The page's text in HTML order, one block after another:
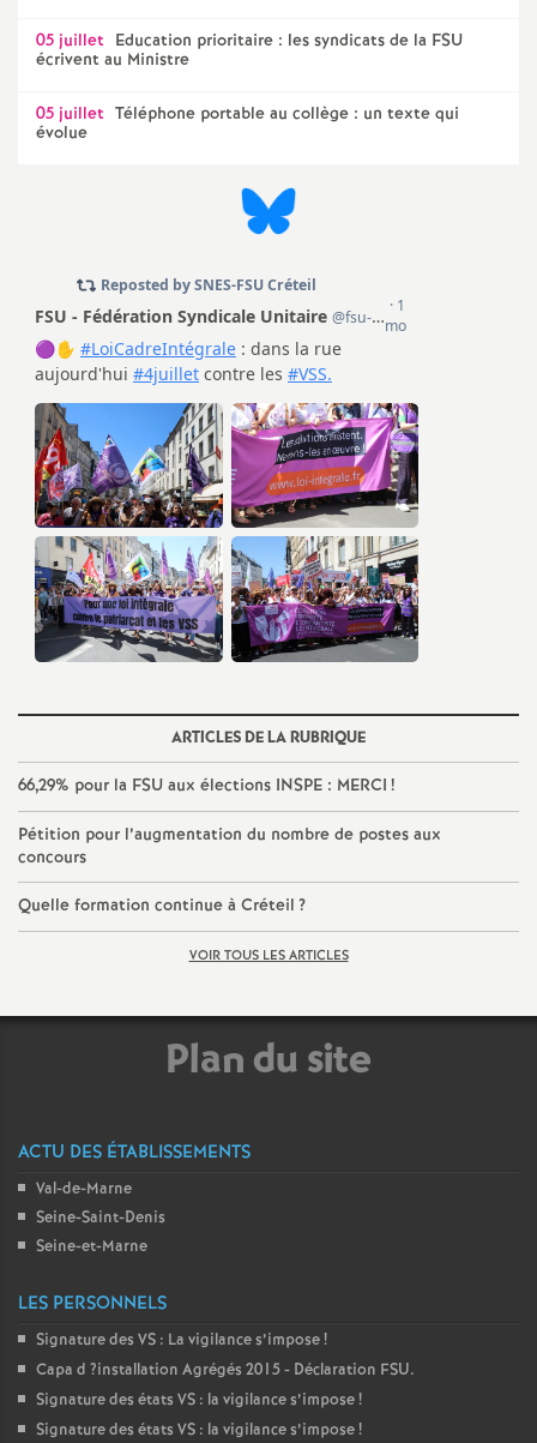
e
m
t
d
e
S
e
c
o
n
d
d
é
l
05 juillet Education prioritaire : les syndicats de la FSU
écrivent au Ministre
05 juillet Téléphone portable au collège : un texte qui
évolue
ARTICLES DE LA RUBRIQUE
66,29% pour la FSU aux élections INSPE : MERCI !
Pétition pour l’augmentation du nombre de postes aux
concours
Quelle formation continue à Créteil ?
VOIR TOUS LES ARTICLES
Plan du site
ACTU DES ÉTABLISSEMENTS
Val-de-Marne
Seine-Saint-Denis
Seine-et-Marne
LES PERSONNELS
Signature des VS : La vigilance s’impose!
Capa d ?installation Agrégés 2015 - Déclaration FSU.
Signature des états VS : la vigilance s’impose!
Signature des états VS : la vigilance s’impose!